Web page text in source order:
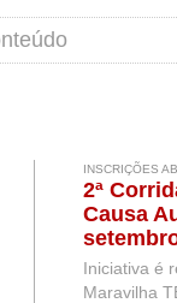
INSCRIÇÕES
2ª
Causa
Iniciativa é
Maravilha